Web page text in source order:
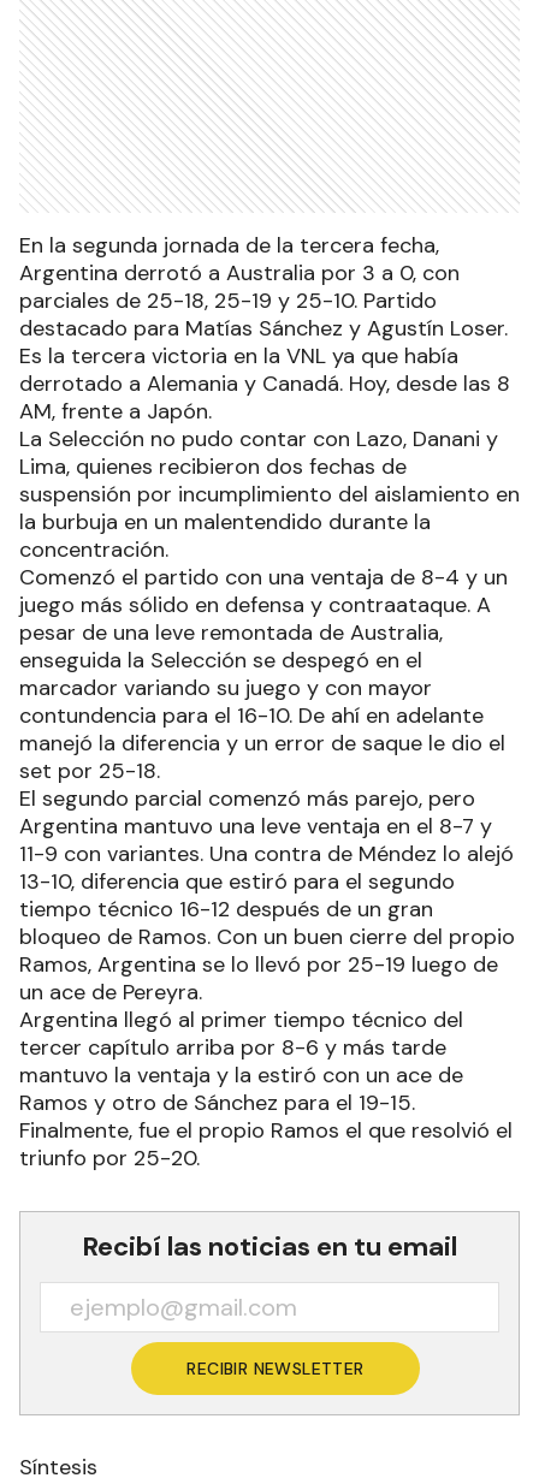
En la segunda jornada de la tercera fecha,
Argentina derrotó a Australia por 3 a 0, con
parciales de 25-18, 25-19 y 25-10. Partido
destacado para Matías Sánchez y Agustín Loser.
Es la tercera victoria en la VNL ya que había
derrotado a Alemania y Canadá. Hoy, desde las 8
AM, frente a Japón.
La Selección no pudo contar con Lazo, Danani y
Lima, quienes recibieron dos fechas de
suspensión por incumplimiento del aislamiento en
la burbuja en un malentendido durante la
concentración.
Comenzó el partido con una ventaja de 8-4 y un
juego más sólido en defensa y contraataque. A
pesar de una leve remontada de Australia,
enseguida la Selección se despegó en el
marcador variando su juego y con mayor
contundencia para el 16-10. De ahí en adelante
manejó la diferencia y un error de saque le dio el
set por 25-18.
El segundo parcial comenzó más parejo, pero
Argentina mantuvo una leve ventaja en el 8-7 y
11-9 con variantes. Una contra de Méndez lo alejó
13-10, diferencia que estiró para el segundo
tiempo técnico 16-12 después de un gran
bloqueo de Ramos. Con un buen cierre del propio
Ramos, Argentina se lo llevó por 25-19 luego de
un ace de Pereyra.
Argentina llegó al primer tiempo técnico del
tercer capítulo arriba por 8-6 y más tarde
mantuvo la ventaja y la estiró con un ace de
Ramos y otro de Sánchez para el 19-15.
Finalmente, fue el propio Ramos el que resolvió el
triunfo por 25-20.
Recibí las noticias en tu email
RECIBIR NEWSLETTER
Síntesis